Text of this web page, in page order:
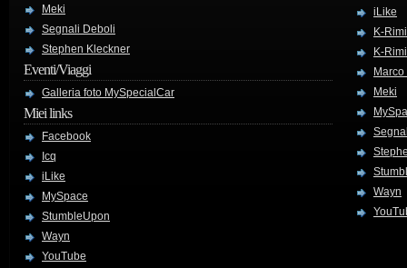
Meki
Segnali Deboli
Stephen Kleckner
Eventi/Viaggi
Galleria foto MySpecialCar
Miei links
Facebook
Icq
iLike
MySpace
StumbleUpon
Wayn
YouTube
iLike
K-
K-
Meki
Wayn